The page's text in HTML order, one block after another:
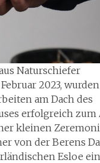
Naturschiefer
2023,
am Dach des
erfolgreich zum
kleinen
von der Berens
Esloe